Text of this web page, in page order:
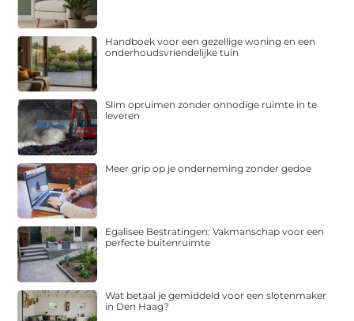
Handboek voor een gezellige woning en een
onderhoudsvriendelijke tuin
Slim opruimen zonder onnodige ruimte in te
leveren
Meer grip op je onderneming zonder gedoe
Egalisee Bestratingen: Vakmanschap voor een
perfecte buitenruimte
Wat betaal je gemiddeld voor een slotenmaker
in Den Haag?